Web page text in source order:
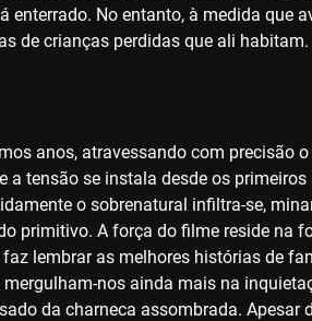
No entanto, à medida que
de crianças perdidas que ali
anos, atravessando com precisão
tensão se instala desde os
o sobrenatural infiltra-se,
primitivo. A força do filme reside na
lembrar as melhores histórias de
nos ainda mais na
da charneca assombrada. Apesar